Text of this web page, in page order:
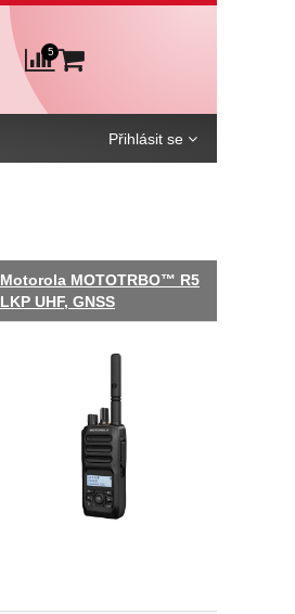
Motorola MOTOTRBO™ R5
LKP UHF, GNSS
Přihlásit se
5